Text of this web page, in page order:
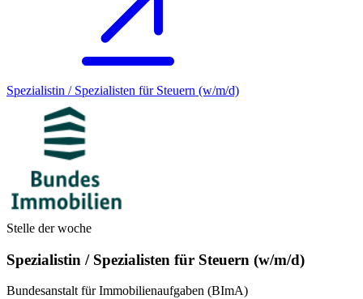
Spezialistin / Spezialisten für Steuern (w/m/d)
Stelle der woche
Spezialistin / Spezialisten für Steuern (w/m/d)
Bundesanstalt für Immobilienaufgaben (BImA)